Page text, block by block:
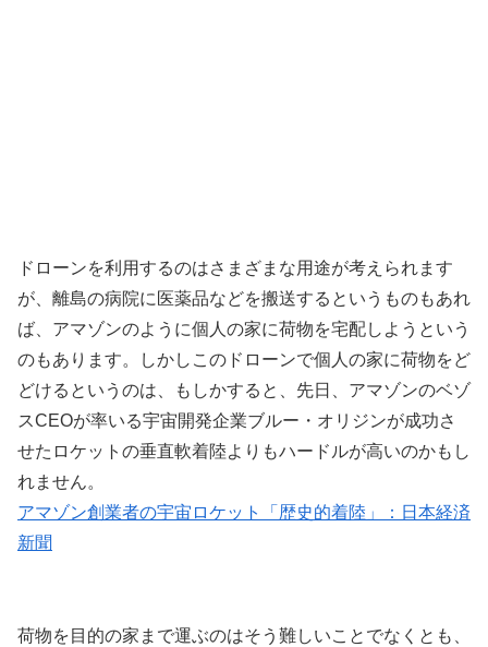
ドローンを利用するのはさまざまな用途が考えられます
が、離島の病院に医薬品などを搬送するというものもあれ
ば、アマゾンのように個人の家に荷物を宅配しようという
のもあります。しかしこのドローンで個人の家に荷物をど
どけるというのは、もしかすると、先日、アマゾンのベゾ
スCEOが率いる宇宙開発企業ブルー・オリジンが成功さ
せたロケットの垂直軟着陸よりもハードルが高いのかもし
れません。
アマゾン創業者の宇宙ロケット「歴史的着陸」：日本経済
新聞
荷物を目的の家まで運ぶのはそう難しいことでなくとも、